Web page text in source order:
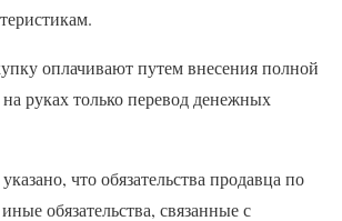
оплачивают путем внесения полной
руках только перевод денежных
что обязательства продавца по
обязательства, связанные с